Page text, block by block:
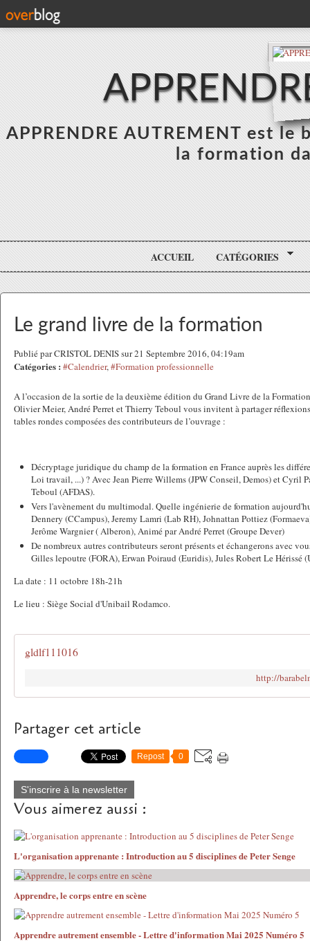
APPRENDRE AUTREMENT est
la formation
ACCUEIL CATÉGORIES
Le grand livre de la formation
Publié par CRISTOL DENIS sur 21 Septembre 2016, 04:19am
Catégories : #Calendrier,#Formation professionnelle
A l’occasion de la sortie de la deuxième édition du Grand Livre de la
Olivier Meier, André Perret et Thierry Teboul vous invitent à partager
tables rondes composées des contributeurs de l’ouvrage :
Décryptage juridique du champ de la formation en France auprès les
Loi travail, ...) ? Avec Jean Pierre Willems (JPW Conseil, Demos) et Cyril
Teboul (AFDAS).
Vers l'avènement du multimodal. Quelle ingénierie de formation
Dennery (CCampus), Jeremy Lamri (Lab RH), Johnattan Pottiez
Jerôme Wargnier ( Alberon), Animé par André Perret (Groupe Dever)
De nombreux autres contributeurs seront présents et échangerons avec
Gilles lepoutre (FORA), Erwan Poiraud (Euridis), Jules Robert Le Hérissé
La date : 11 octobre 18h-21h
Le lieu : Siège Social d'Unibail Rodamco.
gldlf111016
http://
Partager cet article
Repost 0
S'inscrire à la newsletter
Vous aimerez aussi :
L'organisation apprenante : Introduction au 5 disciplines de Peter Senge
Apprendre, le corps entre en scène
Apprendre autrement ensemble - Lettre d'information Mai 2025 Numéro 5